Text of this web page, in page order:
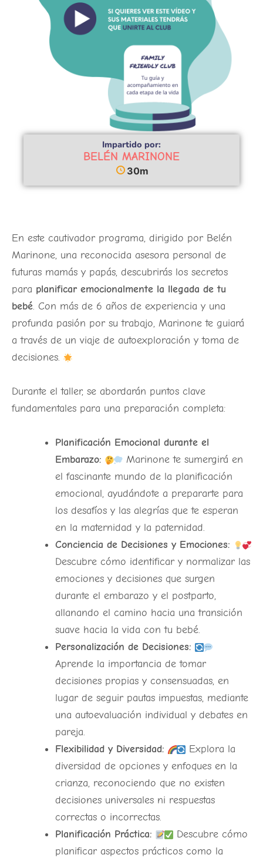
Impartido por:
BELÉN MARINONE
30m
En este cautivador programa, dirigido por Belén
Marinone, una reconocida asesora personal de
futuras mamás y papás, descubrirás los secretos
para planificar emocionalmente la llegada de tu
bebé. Con más de 6 años de experiencia y una
profunda pasión por su trabajo, Marinone te guiará
a través de un viaje de autoexploración y toma de
decisiones.
Durante el taller, se abordarán puntos clave
fundamentales para una preparación completa:
Planificación Emocional durante el
Embarazo:
Marinone te sumergirá en
el fascinante mundo de la planificación
emocional, ayudándote a prepararte para
los desafíos y las alegrías que te esperan
en la maternidad y la paternidad.
Conciencia de Decisiones y Emociones:
Descubre cómo identificar y normalizar las
emociones y decisiones que surgen
durante el embarazo y el postparto,
allanando el camino hacia una transición
suave hacia la vida con tu bebé.
Personalización de Decisiones:
Aprende la importancia de tomar
decisiones propias y consensuadas, en
lugar de seguir pautas impuestas, mediante
una autoevaluación individual y debates en
pareja.
Flexibilidad y Diversidad:
Explora la
diversidad de opciones y enfoques en la
crianza, reconociendo que no existen
decisiones universales ni respuestas
correctas o incorrectas.
Planificación Práctica:
Descubre cómo
planificar aspectos prácticos como la